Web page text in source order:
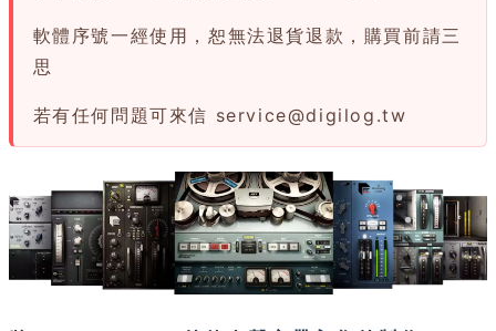
軟體序號一經使用，恕無法退貨退款，購買前請三
思
若有任何問題可來信 service@digilog.tw